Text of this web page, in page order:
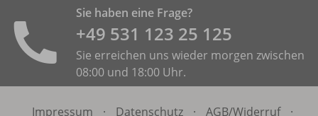
Sie haben eine Frage?
+49 531 ­123 25 125
Sie erreichen uns wieder morgen zwischen
08:00 und 18:00 Uhr.
Impressum · Datenschutz · AGB/Widerruf ·